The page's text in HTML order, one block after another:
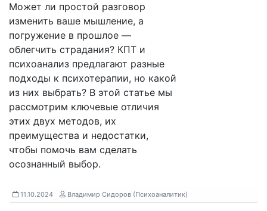
Может ли простой разговор
изменить ваше мышление, а
погружение в прошлое —
облегчить страдания? КПТ и
психоанализ предлагают разные
подходы к психотерапии, но какой
из них выбрать? В этой статье мы
рассмотрим ключевые отличия
этих двух методов, их
преимущества и недостатки,
чтобы помочь вам сделать
осознанный выбор.
11.10.2024 Владимир Сидоров (Психоаналитик)